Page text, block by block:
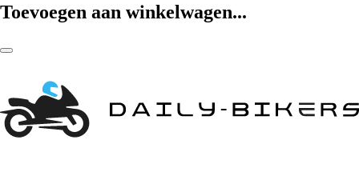
Toevoegen aan winkelwagen...